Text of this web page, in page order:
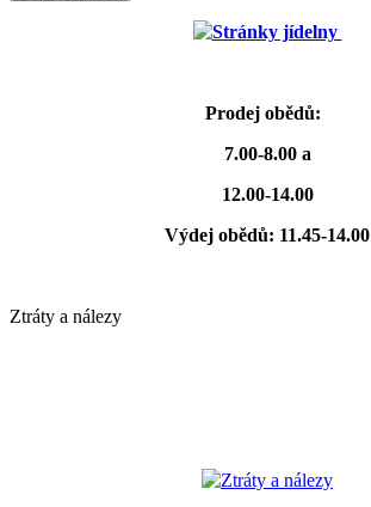
Stránky jídelny
Prodej obědů:
7.00-8.00 a
12.00-14.00
Výdej obědů: 11.45-14.00
Ztráty a nálezy
Ztráty a nálezy